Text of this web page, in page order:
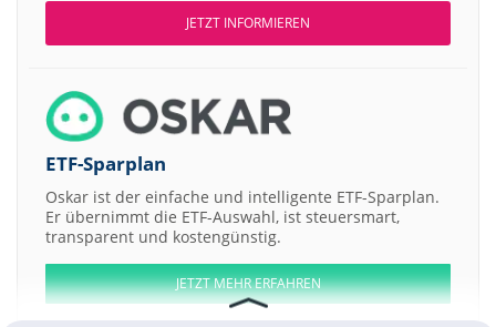
JETZT INFORMIEREN
ETF-Sparplan
Oskar ist der einfache und intelligente ETF-Sparplan.
Er übernimmt die ETF-Auswahl, ist steuersmart,
transparent und kostengünstig.
JETZT MEHR ERFAHREN